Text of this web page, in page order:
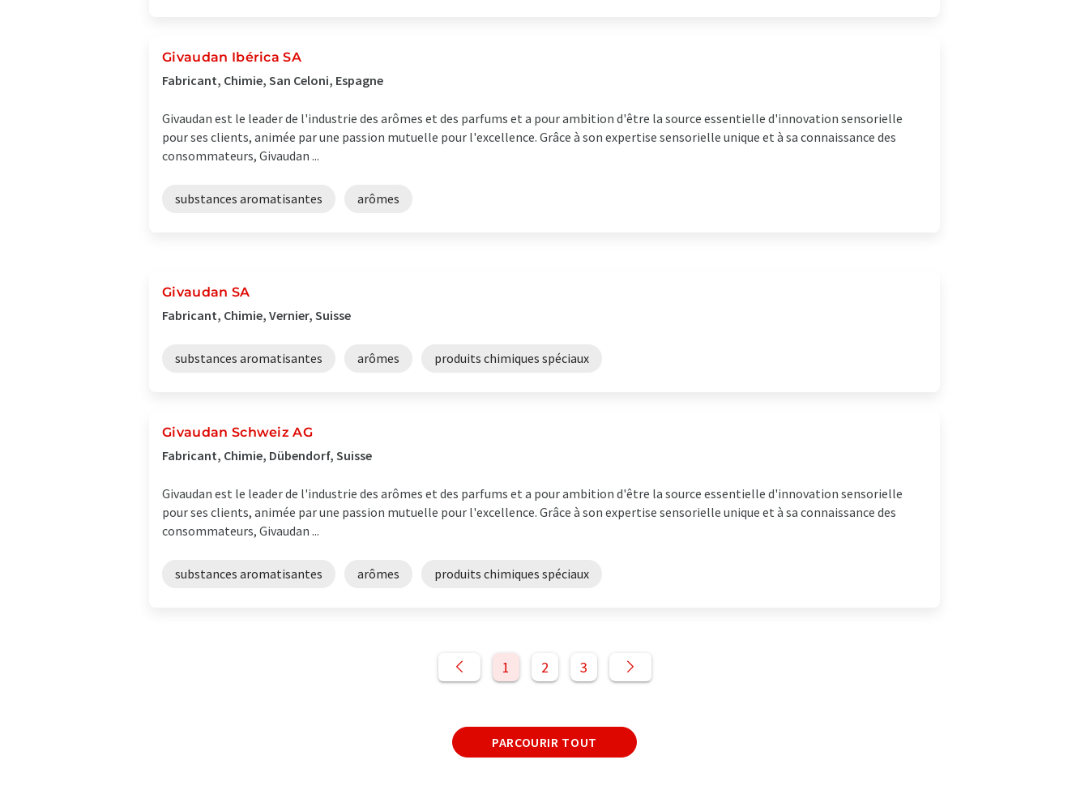
Givaudan Ibérica SA
Fabricant, Chimie, San Celoni, Espagne
Givaudan est le leader de l'industrie des arômes et des parfums et a pour ambition d'être la source essentielle d'innovation sensorielle
pour ses clients, animée par une passion mutuelle pour l'excellence. Grâce à son expertise sensorielle unique et à sa connaissance des
consommateurs, Givaudan ...
substances aromatisantes arômes
Givaudan SA
Fabricant, Chimie, Vernier, Suisse
substances aromatisantes arômes produits chimiques spéciaux
Givaudan Schweiz AG
Fabricant, Chimie, Dübendorf, Suisse
Givaudan est le leader de l'industrie des arômes et des parfums et a pour ambition d'être la source essentielle d'innovation sensorielle
pour ses clients, animée par une passion mutuelle pour l'excellence. Grâce à son expertise sensorielle unique et à sa connaissance des
consommateurs, Givaudan ...
substances aromatisantes arômes produits chimiques spéciaux
1 2 3
PARCOURIR TOUT